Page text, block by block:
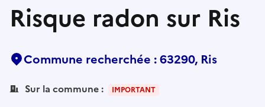
Risque radon sur Ris
Commune recherchée : 63290, Ris
Sur la commune : IMPORTANT